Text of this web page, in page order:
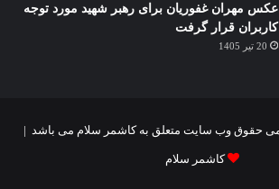
عکس مهران غفوریان برای رهبر شهید مورد توجه
کاربران قرار گرفت
20 تیر 1405
کاشمر سلام